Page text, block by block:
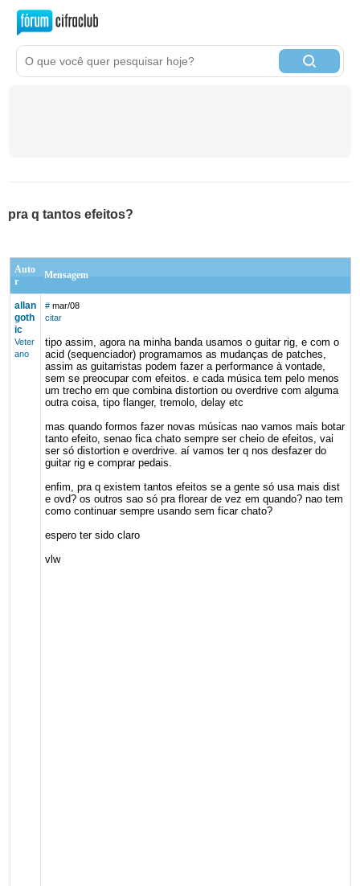
pra q tantos efeitos?
Auto
r
Mensagem
allan
goth
ic
Veter
ano
# mar/08
citar
tipo assim, agora na minha banda usamos o guitar rig, e com o
acid (sequenciador) programamos as mudanças de patches,
assim as guitarristas podem fazer a performance à vontade,
sem se preocupar com efeitos. e cada música tem pelo menos
um trecho em que combina distortion ou overdrive com alguma
outra coisa, tipo flanger, tremolo, delay etc
mas quando formos fazer novas músicas nao vamos mais botar
tanto efeito, senao fica chato sempre ser cheio de efeitos, vai
ser só distortion e overdrive. aí vamos ter q nos desfazer do
guitar rig e comprar pedais.
enfim, pra q existem tantos efeitos se a gente só usa mais dist
e ovd? os outros sao só pra florear de vez em quando? nao tem
como continuar sempre usando sem ficar chato?
espero ter sido claro
vlw